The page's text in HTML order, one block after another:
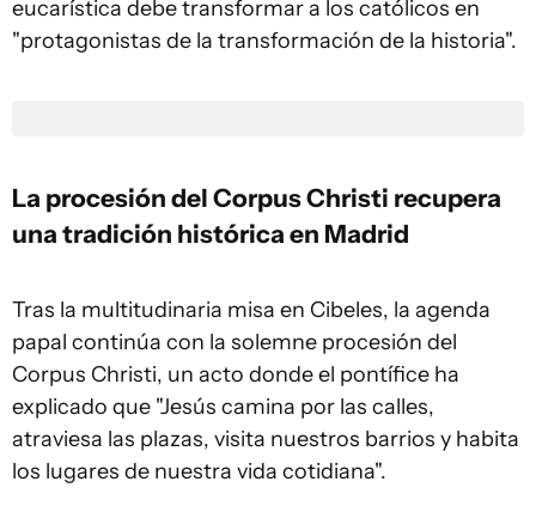
eucarística debe transformar a los católicos en
"protagonistas de la transformación de la historia".
La procesión del Corpus Christi recupera
una tradición histórica en Madrid
Tras la multitudinaria misa en Cibeles, la agenda
papal continúa con la solemne procesión del
Corpus Christi, un acto donde el pontífice ha
explicado que "Jesús camina por las calles,
atraviesa las plazas, visita nuestros barrios y habita
los lugares de nuestra vida cotidiana".